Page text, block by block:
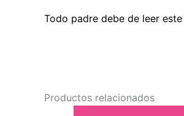
Todo padre debe de leer
Productos relacionados